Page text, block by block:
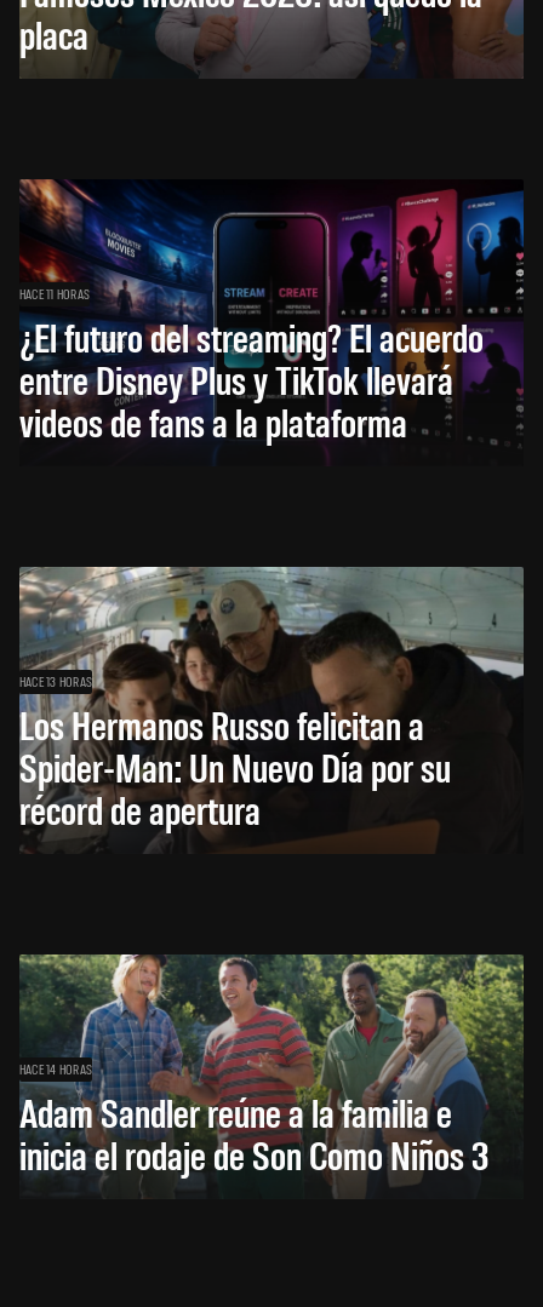
placa
HACE 11 HORAS
¿El futuro del streaming? El acuerdo
entre Disney Plus y TikTok llevará
videos de fans a la plataforma
HACE 13 HORAS
Los Hermanos Russo felicitan a
Spider-Man: Un Nuevo Día por su
récord de apertura
HACE 14 HORAS
Adam Sandler reúne a la familia e
inicia el rodaje de Son Como Niños 3